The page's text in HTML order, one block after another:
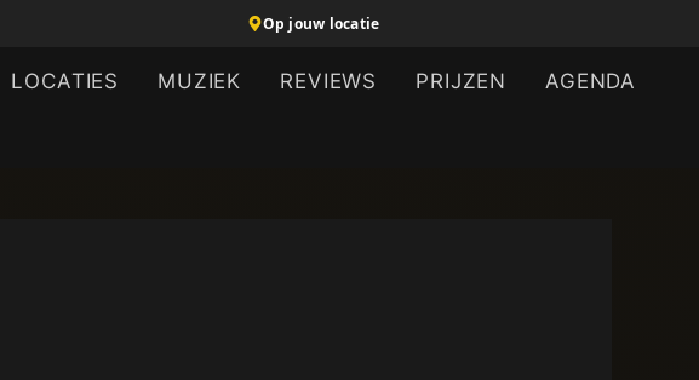
Op jouw locatie
LOCATIES MUZIEK REVIEWS PRIJZEN AGENDA